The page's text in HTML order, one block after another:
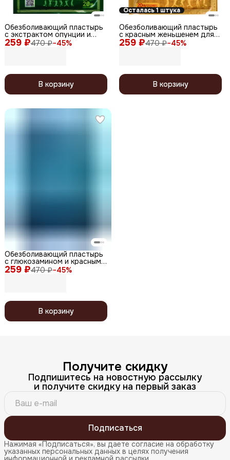
259 ₽470 ₽−45%
Обезболивающий пластырь
с экстрактом опунции и
ментолом для суставов /
MSM Power Cactus Glu, 20
В корзину
Осталась 1 штука
259 ₽470 ₽−45%
Обезболивающий пластырь
с красным женьшенем для
суставов / Korean Power
Ginseng Pad, 20 шт.
В корзину
259 ₽470 ₽−45%
Обезболивающий пластырь
с глюкозамином и красным
женьшенем для суставов /
Korean Glu Red Ginseng, 20
В корзину
Получите скидку
Подпишитесь на новостную рассылку
и получите скидку на первый заказ
Подписаться
Нажимая «Подписаться», вы даете согласие на обработку
указанных персональных данных в целях получения